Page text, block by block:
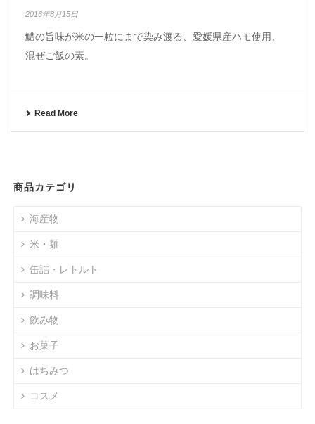
2016年8月15日
鱧の旨味が米の一粒にまで染み渡る、愛媛県産ハモ使用、
混ぜご飯の素。
Read More
商品カテゴリ
海産物
米・麺
缶詰・レトルト
調味料
飲み物
お菓子
はちみつ
コスメ